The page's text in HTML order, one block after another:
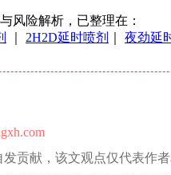
风险解析，已整理在：
2H2D延时喷剂 夜劲延
贡献，该文观点仅代表作